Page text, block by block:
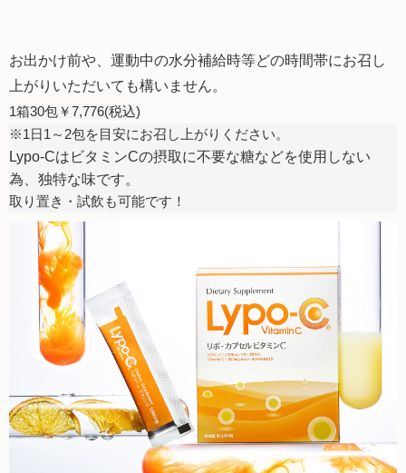
お出かけ前や、運動中の水分補給時等どの時間帯にお召し
上がりいただいても構いません。
1箱30包￥7,776(税込)
※1日1～2包を目安にお召し上がりください。
Lypo-CはビタミンCの摂取に不要な糖などを使用しない
為、独特な味です。
取り置き・試飲も可能です！